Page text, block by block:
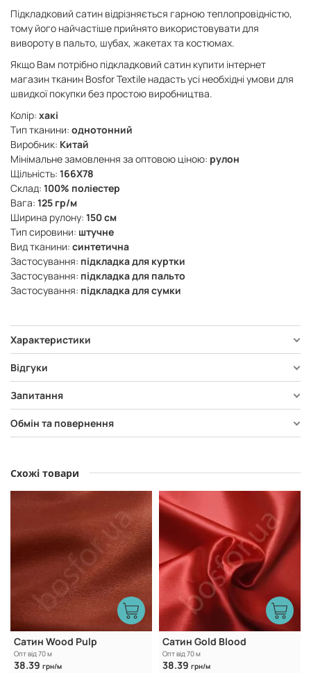
Підкладковий сатин відрізняється гарною теплопровідністю,
тому його найчастіше прийнято використовувати для
вивороту в пальто, шубах, жакетах та костюмах.
Якщо Вам потрібно підкладковий сатин купити інтернет
магазин тканин Bosfor Textile надасть усі необхідні умови для
швидкої покупки без простою виробництва.
Колір: хакі
Тип тканини: однотонний
Виробник: Китай
Мінімальне замовлення за оптовою ціною: рулон
Щільність: 166X78
Склад: 100% поліестер
Вага: 125 гр/м
Ширина рулону: 150 см
Тип сировини: штучне
Вид тканини: синтетична
Застосування: підкладка для куртки
Застосування: підкладка для пальто
Застосування: підкладка для сумки
Характеристики
Відгуки
Запитання
Обмін та повернення
Схожі товари
Сатин Wood Pulp
Опт від 70 м
38.39 грн/м
Caтин Gold Blood
Опт від 70 м
38.39 грн/м